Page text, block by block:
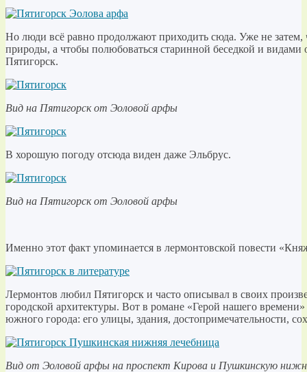
Но люди всё равно продолжают приходить сюда. Уже не затем,
природы, а чтобы полюбоваться старинной беседкой и видами
Пятигорск.
Вид на Пятигорск от Эоловой арфы
В хорошую погоду отсюда виден даже Эльбрус.
Вид на Пятигорск от Эоловой арфы
Именно этот факт упоминается в лермонтовской повести
Лермонтов любил Пятигорск и часто описывал в своих
городской архитектуры. Вот в романе «Герой нашего
южного города: его улицы, здания, достопримечательности,
Вид от Эоловой арфы на проспект Кирова и Пушкинскую